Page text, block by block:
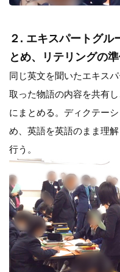
２. エキスパートグル
とめ、リテリングの
同じ英文を聞いたエキス
取った物語の内容を共有
にまとめる。ディクテー
め、英語を英語のまま理
行う。